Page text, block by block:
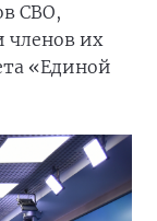
СВО,
членов их
«Единой